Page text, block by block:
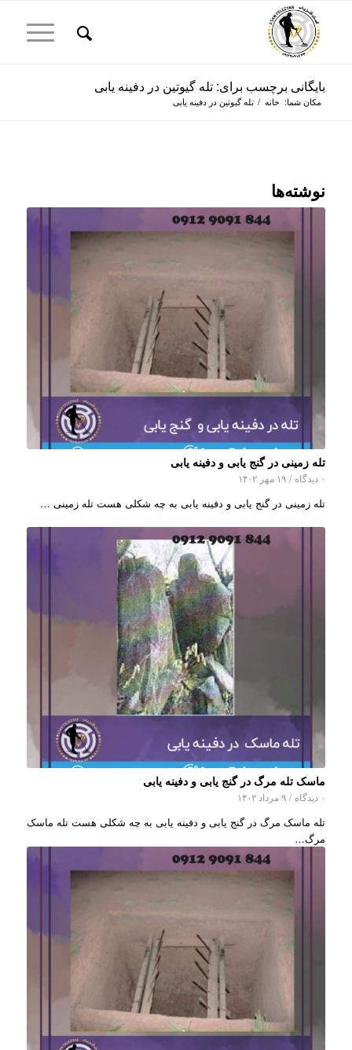
بایگانی برچسب برای: تله گیوتین در دفینه یابی
مکان شما: خانه / تله گیوتین در دفینه یابی
نوشته‌ها
تله زمینی در گنج یابی و دفینه یابی
۰ دیدگاه / ۱۹ مهر ۱۴۰۲
تله زمینی در گنج یابی و دفینه یابی به چه شکلی هست تله زمینی …
ماسک تله مرگ در گنج یابی و دفینه یابی
۰ دیدگاه / ۹ مرداد ۱۴۰۲
تله ماسک مرگ در گنج یابی و دفینه یابی به چه شکلی هست تله ماسک
مرگ…